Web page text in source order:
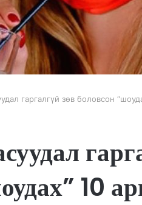
гаргалгүй зөв боловсон
10